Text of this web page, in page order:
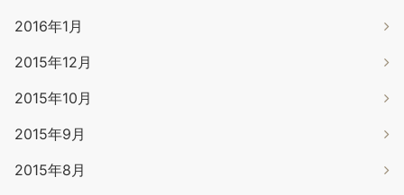
2016年1月
2015年12月
2015年10月
2015年9月
2015年8月